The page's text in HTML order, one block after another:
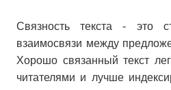
Связность текста - это
взаимосвязи между
Хорошо связанный текст
читателями и лучше